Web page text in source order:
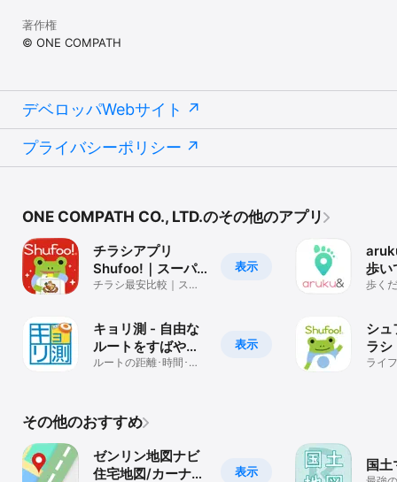
＃建物
青緑・・宿泊施設
橙・・・商業施設
赤茶・・公共施設
赤・・・病院
■ 便利な使い方
・地図画面の下部、情報パネルを下げると画面いっぱいに、フルス
す。
・文字サイズを好みの大きさに拡大できます。
Privacy Policy:
https://corporate.mapion.co.jp/privacy/
利用規約:
https://help.mapion.co.jp/smp/info/terms.html
著作権
©︎ ONE COMPATH
デベロッパWebサイト
プライバシーポリシー
ONE COMPATH CO., LTD.のその他のアプリ
表示
チラシアプリ
Shufoo!｜スーパ
ー チラシ・クーポ
チラシ最安比較｜スー
表示
キョリ測 - 自由な
ルートをすばやく
作成
ルートの距離･時間･消
歩い
貯ま
歩く
シュ
ラシ
ライ
その他のおすすめ
表示
ゼンリン地図ナビ
住宅地図/カーナ
国土